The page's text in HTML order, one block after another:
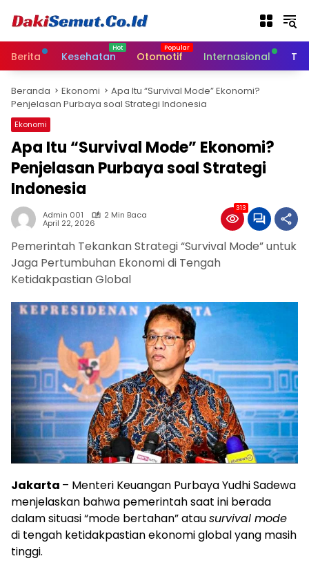
Berita Kesehatan Otomotif Internasional
Beranda Ekonomi
Apa Itu “Survival Mode” Ekonomi?
Penjelasan Purbaya soal Strategi Indonesia
Ekonomi
Apa Itu “Survival Mode” Ekonomi?
Penjelasan Purbaya soal Strategi
Indonesia
Admin 001 2 Min Baca
April 22, 2026
313
Pemerintah Tekankan Strategi “Survival Mode” untuk
Jaga Pertumbuhan Ekonomi di Tengah
Ketidakpastian Global
Jakarta – Menteri Keuangan Purbaya Yudhi Sadewa
menjelaskan bahwa pemerintah saat ini berada
dalam situasi “mode bertahan” atausurvival mode
di tengah ketidakpastian ekonomi global yang masih
tinggi.